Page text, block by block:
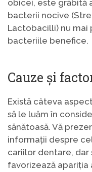
obicei, este grăbită
bacterii nocive
Lactobacilli) nu
bacteriile benefice.
Cauze și
Există câteva
să le luăm în
sănătoasă. Vă
informații despre
cariilor dentare,
favorizează apariția